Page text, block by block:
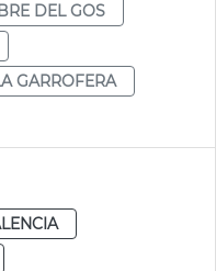
DEL GOS
GARROFERA